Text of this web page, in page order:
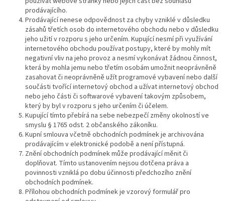
prodávajícího.
Prodávající nenese odpovědnost za chyby vzniklé v důsledku
zásahů třetích osob do internetového obchodu nebo v důsledku
jeho užití v rozporu s jeho určením. Kupující nesmí při využívání
internetového obchodu používat postupy, které by mohly mít
negativní vliv na jeho provoz a nesmí vykonávat žádnou činnost,
která by mohla jemu nebo třetím osobám umožnit neoprávněně
zasahovat či neoprávněně užít programové vybavení nebo další
součásti tvořící internetový obchod a užívat internetový obchod
nebo jeho části či softwarové vybavení takovým způsobem,
který by byl v rozporu s jeho určením či účelem.
Kupující tímto přebírá na sebe nebezpečí změny okolností ve
smyslu § 1765 odst. 2 občanského zákoníku.
Kupní smlouva včetně obchodních podmínek je archivována
prodávajícím v elektronické podobě a není přístupná.
Znění obchodních podmínek může prodávající měnit či
doplňovat. Tímto ustanovením nejsou dotčena práva a
povinnosti vzniklá po dobu účinnosti předchozího znění
obchodních podmínek.
Přílohou obchodních podmínek je vzorový formulář pro